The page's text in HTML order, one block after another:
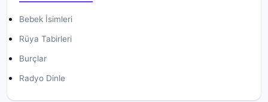
Bebek İsimleri
Rüya Tabirleri
Burçlar
Radyo Dinle